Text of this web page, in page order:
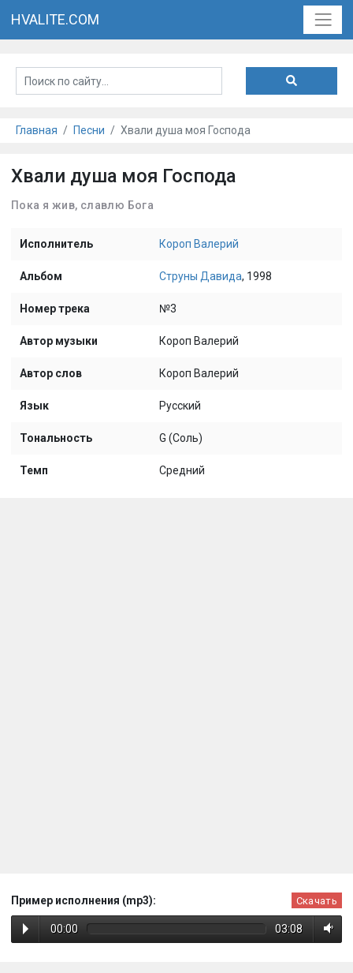
HVALITE.COM
Главная Песни Хвали душа моя Господа
Хвали душа моя Господа
Пока я жив, славлю Бога
Исполнитель Короп Валерий
Альбом Струны Давида, 1998
Номер трека №3
Автор музыки Короп Валерий
Автор слов Короп Валерий
Язык Русский
Тональность G (Соль)
Темп Средний
Пример исполнения (mp3): Скачать
00:00 03:08